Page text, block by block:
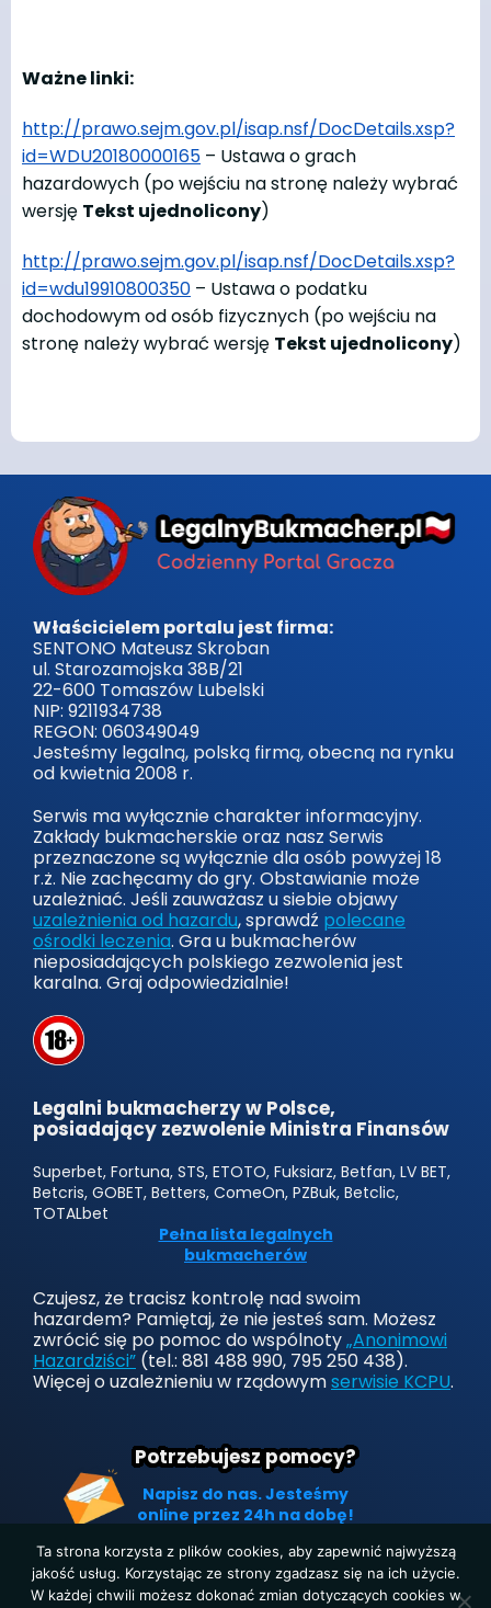
Ważne linki:
http://prawo.sejm.gov.pl/isap.nsf/DocDetails.xsp?
id=WDU20180000165 – Ustawa o grach
hazardowych (po wejściu na stronę należy wybrać
wersję Tekst ujednolicony)
http://prawo.sejm.gov.pl/isap.nsf/DocDetails.xsp?
id=wdu19910800350 – Ustawa o podatku
dochodowym od osób fizycznych (po wejściu na
stronę należy wybrać wersję Tekst ujednolicony)
Właścicielem portalu jest firma:
SENTONO Mateusz Skroban
ul. Starozamojska 38B/21
22-600 Tomaszów Lubelski
NIP: 9211934738
REGON: 060349049
Jesteśmy legalną, polską firmą, obecną na rynku
od kwietnia 2008 r.
Serwis ma wyłącznie charakter informacyjny.
Zakłady bukmacherskie oraz nasz Serwis
przeznaczone są wyłącznie dla osób powyżej 18
r.ż. Nie zachęcamy do gry. Obstawianie może
uzależniać. Jeśli zauważasz u siebie objawy
uzależnienia od hazardu, sprawdź polecane
ośrodki leczenia. Gra u bukmacherów
nieposiadających polskiego zezwolenia jest
karalna. Graj odpowiedzialnie!
Legalni bukmacherzy w Polsce,
posiadający zezwolenie Ministra Finansów
Superbet, Fortuna, STS, ETOTO, Fuksiarz, Betfan, LV BET,
Betcris, GOBET, Betters, ComeOn, PZBuk, Betclic,
TOTALbet
Pełna lista legalnych
bukmacherów
Czujesz, że tracisz kontrolę nad swoim
hazardem? Pamiętaj, że nie jesteś sam. Możesz
zwrócić się po pomoc do wspólnoty„Anonimowi
Hazardziści” (tel.: 881 488 990, 795 250 438).
Więcej o uzależnieniu w rządowymserwisie KCPU.
Potrzebujesz pomocy?
Napisz do nas. Jesteśmy
online przez 24h na dobę!
Ta strona korzysta z plików cookies, aby zapewnić najwyższą
jakość usług. Korzystając ze strony zgadzasz się na ich użycie.
W każdej chwili możesz dokonać zmian dotyczących cookies w